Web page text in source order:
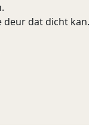
deur dat dicht kan.